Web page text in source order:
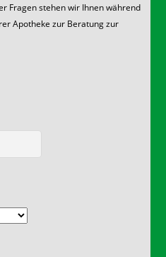
Fragen stehen wir Ihnen während
Apotheke zur Beratung zur